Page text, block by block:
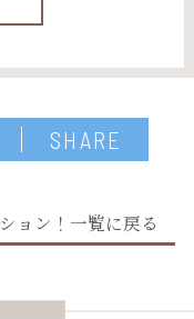
SHARE
ョン！一覧に戻る